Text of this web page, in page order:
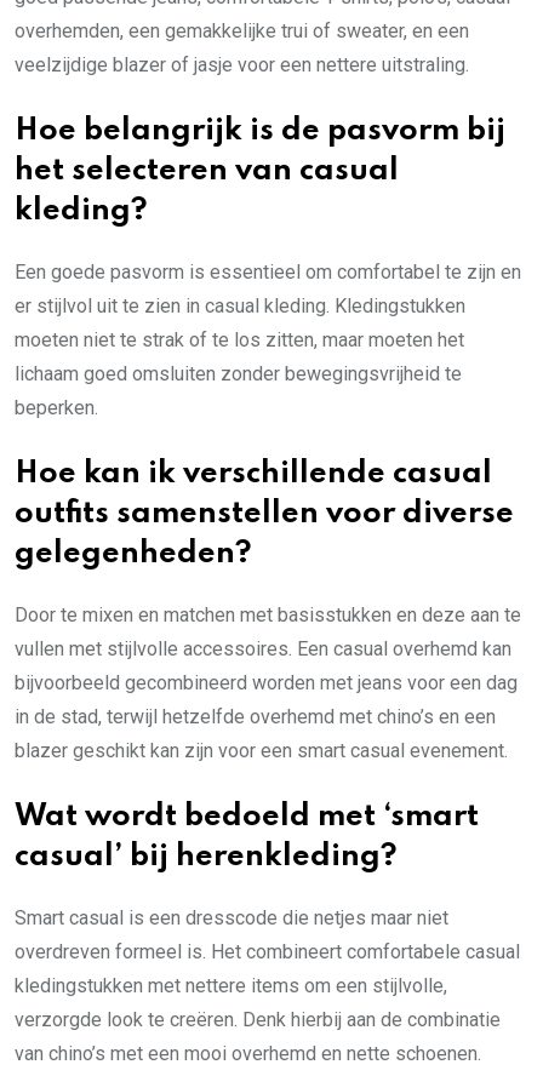
overhemden, een gemakkelijke trui of sweater, en een
veelzijdige blazer of jasje voor een nettere uitstraling.
Hoe belangrijk is de pasvorm bij
het selecteren van casual
kleding?
Een goede pasvorm is essentieel om comfortabel te zijn en
er stijlvol uit te zien in casual kleding. Kledingstukken
moeten niet te strak of te los zitten, maar moeten het
lichaam goed omsluiten zonder bewegingsvrijheid te
beperken.
Hoe kan ik verschillende casual
outfits samenstellen voor diverse
gelegenheden?
Door te mixen en matchen met basisstukken en deze aan te
vullen met stijlvolle accessoires. Een casual overhemd kan
bijvoorbeeld gecombineerd worden met jeans voor een dag
in de stad, terwijl hetzelfde overhemd met chino’s en een
blazer geschikt kan zijn voor een smart casual evenement.
Wat wordt bedoeld met ‘smart
casual’ bij herenkleding?
Smart casual is een dresscode die netjes maar niet
overdreven formeel is. Het combineert comfortabele casual
kledingstukken met nettere items om een stijlvolle,
verzorgde look te creëren. Denk hierbij aan de combinatie
van chino’s met een mooi overhemd en nette schoenen.